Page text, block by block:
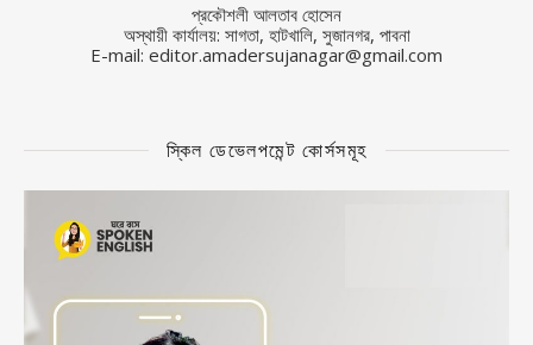
প্রকৌশলী আলতাব হোসেন
অস্থায়ী কার্যালয়: সাগতা, হাটখালি, সুজানগর, পাবনা
E-mail: editor.amadersujanagar@gmail.com
স্কিল ডেভেলপমেন্ট কোর্সসমূহ